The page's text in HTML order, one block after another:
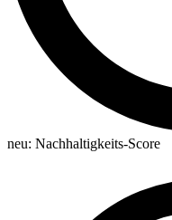
neu: Nachhaltigkeits-Score